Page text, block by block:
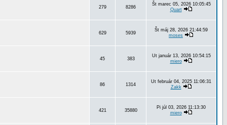
279 8286
Št marec 05, 2026 10:05:45
Quart
629 5939
Št máj 28, 2026 21:44:59
moses
45 383
Ut január 13, 2026 10:54:15
miero
86 1314
Ut február 04, 2025 11:06:31
Zakk
421 35880
Pi júl 03, 2026 11:13:30
miero